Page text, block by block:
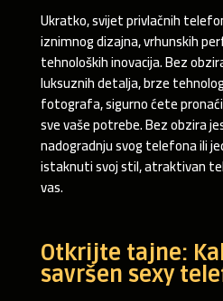
Ukratko, svijet privlačnih
iznimnog dizajna, vrhunskih
tehnoloških inovacija. Bez
luksuznih detalja, brze
fotografa, sigurno ćete
sve vaše potrebe. Bez obzira
nadogradnju svog telefona ili
istaknuti svoj stil, atraktivan
vas.
Otkrijte tajne:
savršen sexy